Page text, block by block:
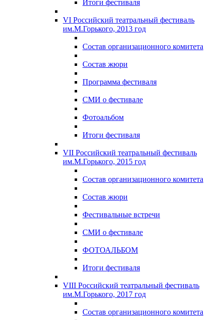
Итоги фестиваля
VI Российский театральный фестиваль
им.М.Горького, 2013 год
Состав организационного комитета
Состав жюри
Программа фестиваля
СМИ о фестивале
Фотоальбом
Итоги фестиваля
VII Российский театральный фестиваль
им.М.Горького, 2015 год
Состав организационного комитета
Состав жюри
Фестивальные встречи
СМИ о фестивале
ФОТОАЛЬБОМ
Итоги фестиваля
VIII Российский театральный фестиваль
им.М.Горького, 2017 год
Состав организационного комитета